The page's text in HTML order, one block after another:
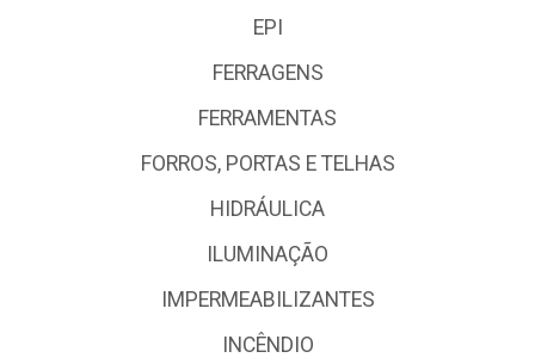
EPI
FERRAGENS
FERRAMENTAS
FORROS, PORTAS E TELHAS
HIDRÁULICA
ILUMINAÇÃO
IMPERMEABILIZANTES
INCÊNDIO